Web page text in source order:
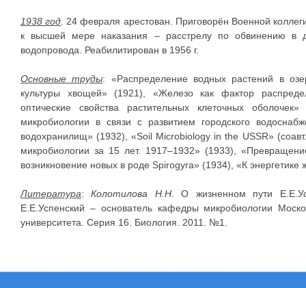
1938 год . 24 февраля арестован. Приговорён Военной
к высшей мере наказания – расстрелу по обвинению в
водопровода. Реабилитирован в 1956 г.
Основные труды: «Распределение водных растений в
культуры хвощей» (1921), «Железо как фактор
оптические свойства растительных клеточных
микробиологии в связи с развитием городского
водохранилищ» (1932), «Soil Microbiology in the USSR»
микробиологии за 15 лет. 1917–1932» (1933),
возникновение новых в роде Spirogyra» (1934), «К
Литература:Колотилова Н.Н.
О жизненном пути
Е.Е.Успенский – основатель кафедры микробиологии
университета. Серия 16. Биология. 2011. №1.